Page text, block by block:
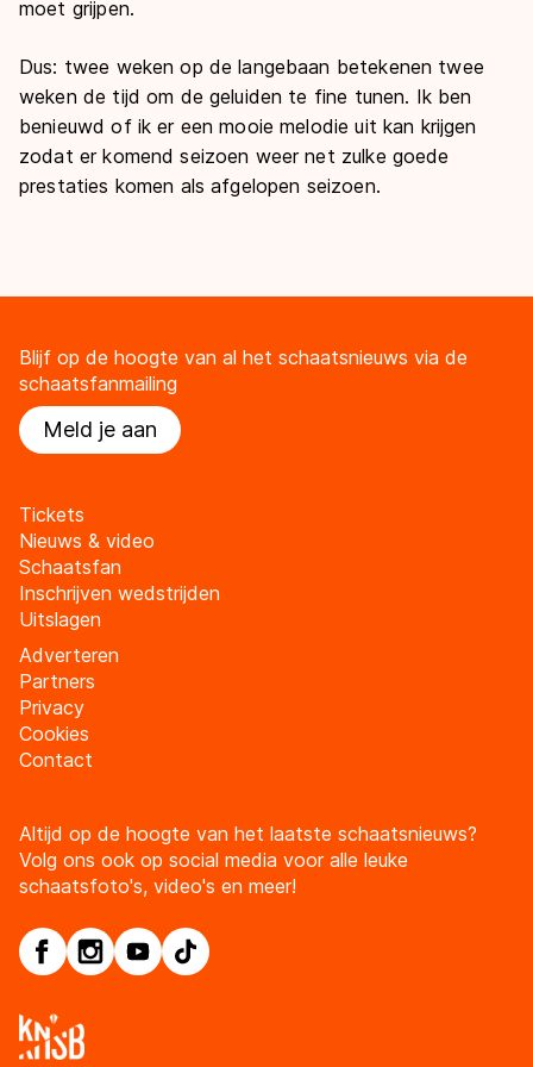
moet grijpen.
Dus: twee weken op de langebaan betekenen twee
weken de tijd om de geluiden te fine tunen. Ik ben
benieuwd of ik er een mooie melodie uit kan krijgen
zodat er komend seizoen weer net zulke goede
prestaties komen als afgelopen seizoen.
Blijf op de hoogte van al het schaatsnieuws via de
schaatsfanmailing
Meld je aan
Tickets
Nieuws & video
Schaatsfan
Inschrijven wedstrijden
Uitslagen
Adverteren
Partners
Privacy
Cookies
Contact
Altijd op de hoogte van het laatste schaatsnieuws?
Volg ons ook op social media voor alle leuke
schaatsfoto's, video's en meer!